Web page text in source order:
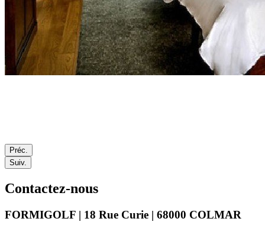
Préc.
Suiv.
Contactez-nous
FORMIGOLF | 18 Rue Curie | 68000 COLMAR